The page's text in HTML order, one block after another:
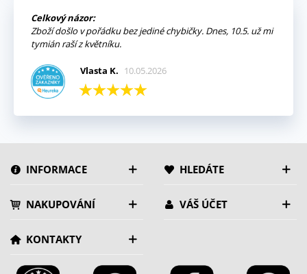
Celkový názor:
Zboží došlo v pořádku bez jediné chybičky. Dnes, 10.5. už mi
tymián raší z květníku.
Vlasta K. 10.05.2026
INFORMACE HLEDÁTE
NAKUPOVÁNÍ VÁŠ ÚČET
KONTAKTY